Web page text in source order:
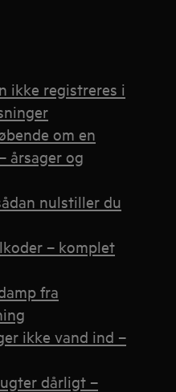
ikke registreres i
om en
årsager og
nulstiller du
– komplet
fra
ikke vand ind –
dårligt –